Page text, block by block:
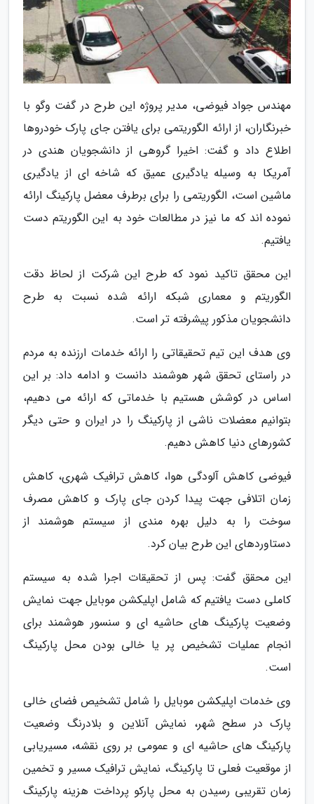
مهندس جواد فیوضی، مدیر پروژه این طرح در گفت وگو با
خبرنگاران، از ارائه الگوریتمی برای یافتن جای پارک خودروها
اطلاع داد و گفت: اخیرا گروهی از دانشجویان هندی در
آمریکا به وسیله یادگیری عمیق که شاخه ای از یادگیری
ماشین است، الگوریتمی را برای برطرف معضل پارکینگ ارائه
نموده اند که ما نیز در مطالعات خود به این الگوریتم دست
یافتیم.
این محقق تاکید نمود که طرح این شرکت از لحاظ دقت
الگوریتم و معماری شبکه ارائه شده نسبت به طرح
دانشجویان مذکور پیشرفته ­تر است.
وی هدف این تیم تحقیقاتی را ارائه خدمات ارزنده به مردم
در راستای تحقق شهر هوشمند دانست و ادامه داد: بر این
اساس در کوشش هستیم با خدماتی که ارائه می دهیم،
بتوانیم معضلات ناشی از پارکینگ را در ایران و حتی دیگر
کشورهای دنیا کاهش دهیم.
فیوضی کاهش آلودگی هوا، کاهش ترافیک شهری، کاهش
زمان اتلافی جهت پیدا کردن جای پارک و کاهش مصرف
سوخت را به دلیل بهره مندی از سیستم هوشمند از
دستاوردهای این طرح بیان کرد.
این محقق گفت: پس از تحقیقات اجرا شده به سیستم
کاملی دست یافتیم که شامل اپلیکشن موبایل جهت نمایش
وضعیت پارکینگ های حاشیه ای و سنسور هوشمند برای
انجام عملیات تشخیص پر یا خالی بودن محل پارکینگ
است.
وی خدمات اپلیکشن موبایل را شامل تشخیص فضای خالی
پارک در سطح شهر، نمایش آنلاین و بلادرنگ وضعیت
پارکینگ های حاشیه ای و عمومی بر روی نقشه، مسیریابی
از موقعیت فعلی تا پارکینگ، نمایش ترافیک مسیر و تخمین
زمان تقریبی رسیدن به محل پارکو پرداخت هزینه پارکینگ